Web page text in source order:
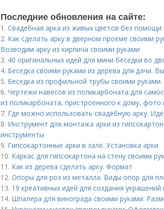
Последние обновления на сайте:
1. Свадебная арка из живых цветов без помощи
2. Как сделать арку в дверном проеме своими
Возводим арку из кирпича своими руками
3. 40 оригинальных идей для мини беседки во
4. Беседка своими руками из дерева для дачи.
5. Беседка из профильной трубы своими
6. Чертежи навесов из поликарбоната для
из поликарбоната, пристроенного к дому, фото
7. Где можно использовать свадебную арку.
8. Инструмент для монтажа арки из
инструменты
9. Гипсокартонные арки в зале. Установка арки
10. Каркас для гипсокартона на стену своими
11. Как из дерева сделать арку. Формат
12. Опоры для роз из металла. Виды опор для
13. 19 креативных идей для создания
14. Шпалера для винограда своими руками.